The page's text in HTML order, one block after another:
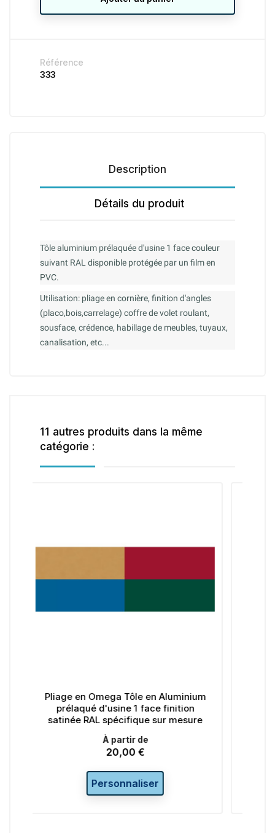
Référence
333
Description
Détails du produit
Tôle aluminium prélaquée d'usine 1 face couleur
suivant RAL disponible protégée par un film en
PVC.
Utilisation: pliage en cornière, finition d'angles
(placo,bois,carrelage) coffre de volet roulant,
sousface, crédence, habillage de meubles, tuyaux,
canalisation, etc...
11 autres produits dans la même
catégorie :
en Aluminium
1 face finition
sur mesure
Pliage en Omega Tôle en
prélaqué d'usine 1 face fine
- sur mesure